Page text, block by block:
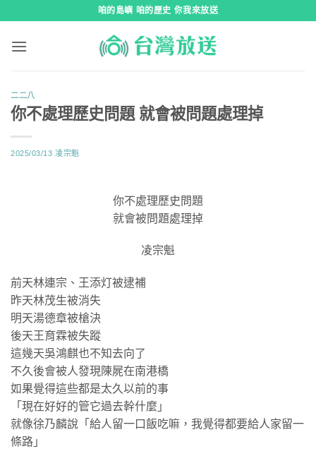
咱的島嶼 咱的歷史 你我來放送
二二八
你不處理歷史問題 就會被問題處理掉
2025/03/13 凌宗魁
你不處理歷史問題
就會被問題處理掉
凌宗魁
前天林連宗、王添灯被逮補
昨天林茂生被消失
明天湯德章被槍決
後天王育霖被失蹤
這幾天吳鴻麒也不知去向了
不久後會被人發現陳屍在南港橋
如果覺得這些都是太久以前的事
「現在好好的管它過去幹什麼」
就像徐乃麟說「給人留一口飯吃嘛，我覺得都要給人家留一
條路」